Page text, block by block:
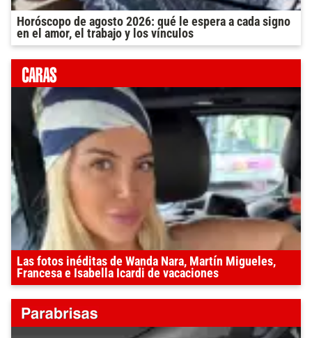
Horóscopo de agosto 2026: qué le espera a cada signo
en el amor, el trabajo y los vínculos
Las fotos inéditas de Wanda Nara, Martín Migueles,
Francesa e Isabella Icardi de vacaciones